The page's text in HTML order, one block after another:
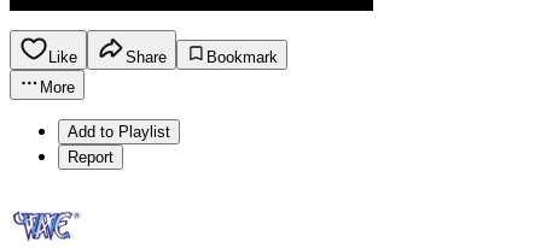
Like Share
Bookmark
More
Add to Playlist
Report